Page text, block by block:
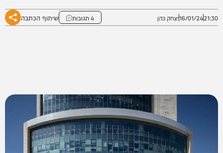
21:30
16/01/24יצחק כהן 4 תגובות שיתוף הכתבה